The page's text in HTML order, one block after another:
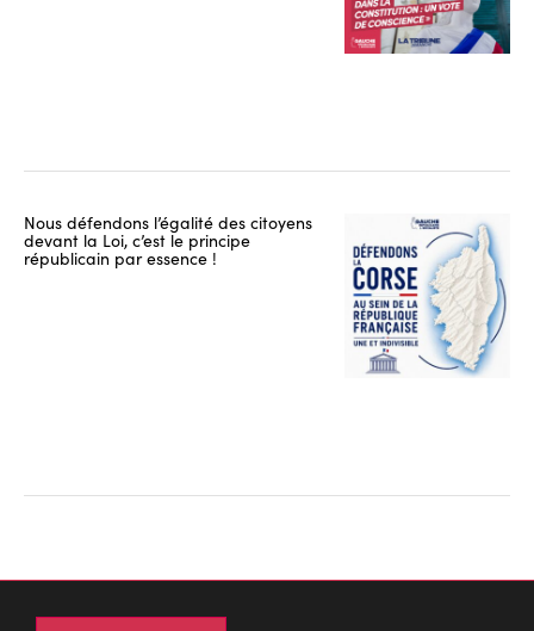
Nous défendons l’égalité des citoyens
devant la Loi, c’est le principe
républicain par essence !